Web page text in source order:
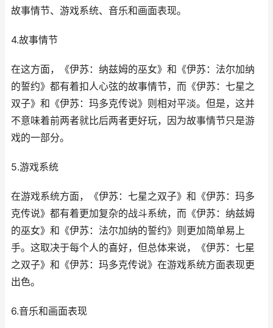
故事情节、游戏系统、音乐和画面表现。
4.故事情节
在这方面，《伊苏：纳兹姆的巫女》和《伊苏：法尔加纳
的誓约》都有着扣人心弦的故事情节，而《伊苏：七星之
双子》和《伊苏：玛多克传说》则相对平淡。但是，这并
不意味着前两者就比后两者更好玩，因为故事情节只是游
戏的一部分。
5.游戏系统
在游戏系统方面，《伊苏：七星之双子》和《伊苏：玛多
克传说》都有着更加复杂的战斗系统，而《伊苏：纳兹姆
的巫女》和《伊苏：法尔加纳的誓约》则更加简单易上
手。这取决于每个人的喜好，但总体来说，《伊苏：七星
之双子》和《伊苏：玛多克传说》在游戏系统方面表现更
出色。
6.音乐和画面表现